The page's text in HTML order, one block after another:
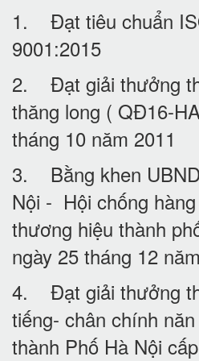
1. Đạt tiêu chuẩn
9001:2015
2. Đạt giải thưởng
thăng long ( QĐ16-
tháng 10 năm 2011
3. Bằng khen
Nội - Hội chống
thương hiệu thành
ngày 25 tháng 12
4. Đạt giải thưởng
tiếng- chân chính
thành Phố Hà Nội